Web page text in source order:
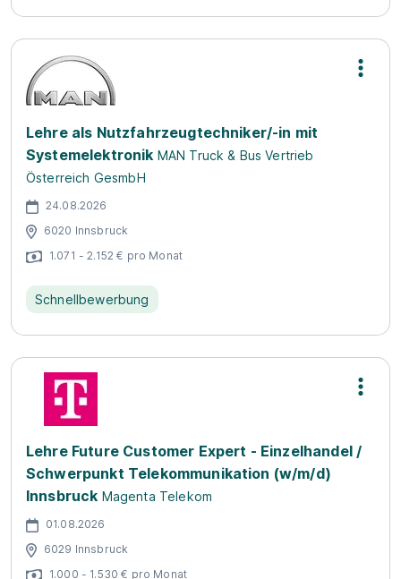
Lehre als Nutzfahrzeugtechniker/-in mit
Systemelektronik MAN Truck & Bus Vertrieb
Österreich GesmbH
24.08.2026
6020 Innsbruck
1.071 - 2.152 € pro Monat
Schnellbewerbung
Lehre Future Customer Expert - Einzelhandel /
Schwerpunkt Telekommunikation (w/m/d)
Innsbruck Magenta Telekom
01.08.2026
6029 Innsbruck
1.000 - 1.530 € pro Monat